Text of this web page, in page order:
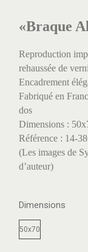
«Braque
Reproduction
rehaussée de
Encadrement
Fabriqué en
dos
Dimensions :
Référence : 14-
(Les images de
d’auteur)
Dimensions
50x70